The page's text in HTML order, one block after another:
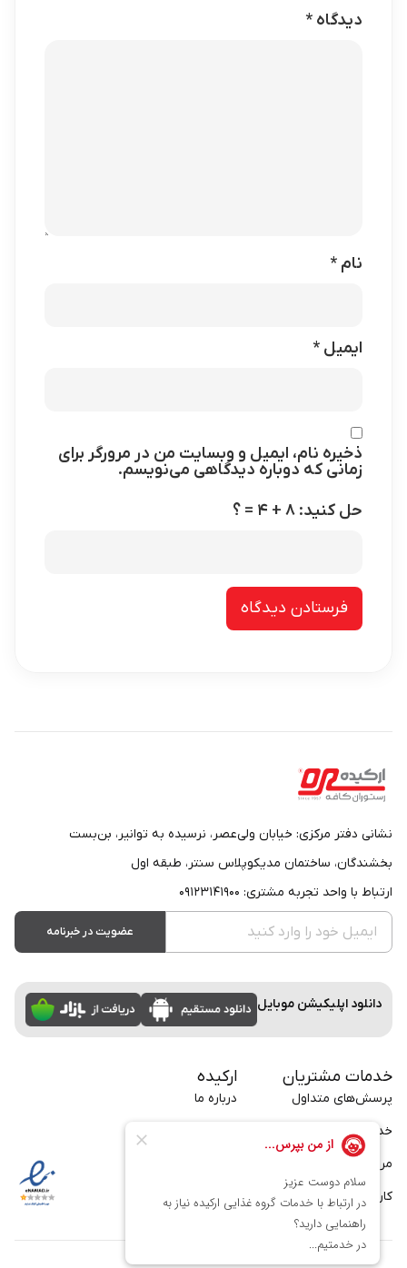
دیدگاه *
نام *
ایمیل *
ذخیره نام، ایمیل و وبسایت من در مرورگر برای
زمانی که دوباره دیدگاهی می‌نویسم.
حل کنید: ۸ + ۴ = ؟
نشانی دفتر مرکزی: خیابان ولی‌عصر، نرسیده به توانیر، بن‌بست
بخشندگان، ساختمان مدیکوپلاس سنتر، طبقه اول
ارتباط با واحد تجربه مشتری: ۰۹۱۲۳۱۴۱۹۰۰
عضویت در خبرنامه
دانلود اپلیکیشن موبایل
خدمات مشتریان
پرسش‌های متداول
خدمات سازمانی
مراسم
کارت
ارکیده
درباره ما
فرصت‌های شغلی